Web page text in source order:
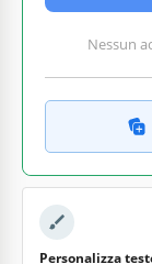
Nessun
Personalizza